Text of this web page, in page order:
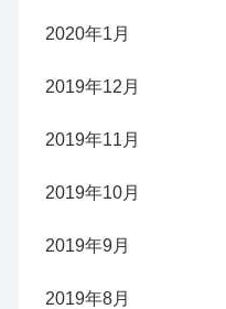
2020年1月
2019年12月
2019年11月
2019年10月
2019年9月
2019年8月